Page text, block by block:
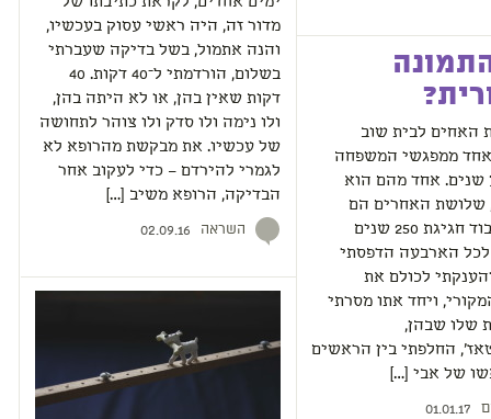
האחים לבית שוב
ממפגשי המשפחה
שנים. אחד מהם הוא
שלושת האחרים הם
דודים. לכבוד חגיגת 250 שנים
הארבעה הדפסתי
לכולם את
ויחד אתו מסרתי
שלו שבהן,
החלפתי בין הראשים
של אבי […]
01.01.17
מדור זה, היה ראשי עסוק בעכשיו,
והנה אתמול, בשל בדיקה שעברתי
בשלום, הורדמתי ל־40 דקות. 40
דקות שאין בהן, או לא היתה בהן,
ולו נימה ולו סדק ולו צוהר לתחושה
של עכשיו. את מבקשת מהרופא לא
לגמרי להירדם – כדי לעקוב אחר
הבדיקה, הרופא משיב […]
השראה 02.09.16